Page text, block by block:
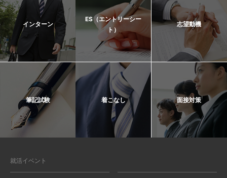
インターン
ES（エントリーシー
ト）
志望動機
筆記試験 着こなし 面接対策
就活イベント